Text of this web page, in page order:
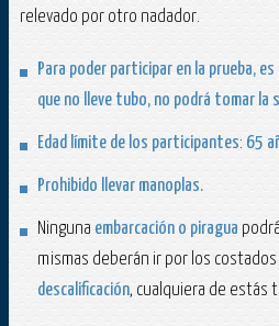
relevado por otro nadador.
Para poder participar en la prueba, es
que no lleve tubo, no podrá tomar la
Edad límite de los participantes: 65
Prohibido llevar manoplas.
Ninguna embarcación o piragua
mismas deberán ir por los
descalificación, cualquiera de estás